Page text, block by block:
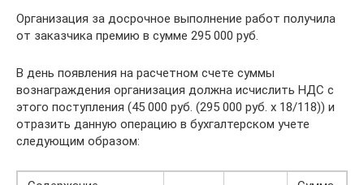
Организация за досрочное выполнение работ получила
от заказчика премию в сумме 295 000 руб.
В день появления на расчетном счете суммы
вознаграждения организация должна исчислить НДС с
этого поступления (45 000 руб. (295 000 руб. х 18/118)) и
отразить данную операцию в бухгалтерском учете
следующим образом: